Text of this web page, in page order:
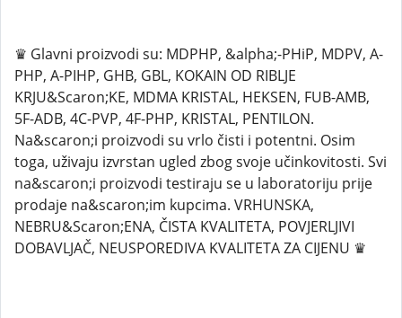
♛ Glavni proizvodi su: MDPHP, &alpha;-PHiP, MDPV, A-
PHP, A-PIHP, GHB, GBL, KOKAIN OD RIBLJE
KRJU&Scaron;KE, MDMA KRISTAL, HEKSEN, FUB-AMB,
5F-ADB, 4C-PVP, 4F-PHP, KRISTAL, PENTILON.
Na&scaron;i proizvodi su vrlo čisti i potentni. Osim
toga, uživaju izvrstan ugled zbog svoje učinkovitosti. Svi
na&scaron;i proizvodi testiraju se u laboratoriju prije
prodaje na&scaron;im kupcima. VRHUNSKA,
NEBRU&Scaron;ENA, ČISTA KVALITETA, POVJERLJIVI
DOBAVLJAČ, NEUSPOREDIVA KVALITETA ZA CIJENU ♛